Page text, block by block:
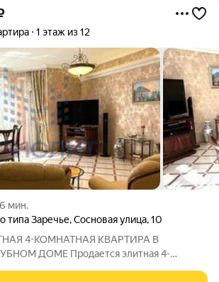
1 этаж из 12
мин.
типа Заречье,Сосновая улица,10
4-КОМНАТНАЯ КВАРТИРА В
ДОМЕ Продается элитная 4-